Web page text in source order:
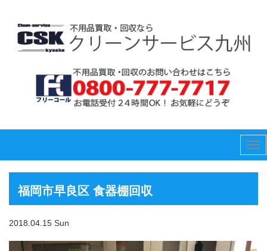
福岡市早良区 食器棚回収
2018.04.15 Sun